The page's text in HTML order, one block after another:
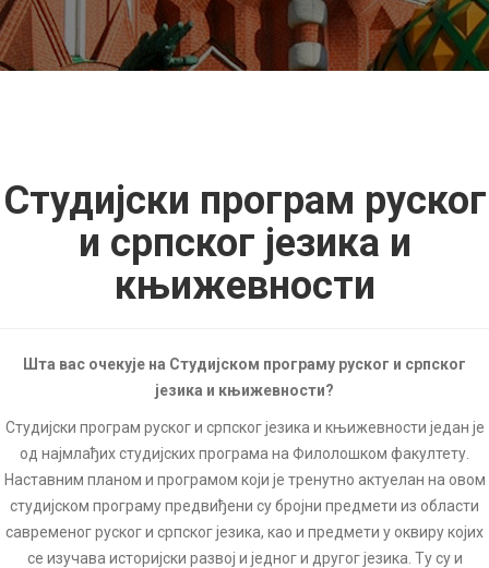
Студијски програм руског
и српског језика и
књижевности
Шта вас очекује на Студијском програму руског и српског
језика и књижевности?
Студијски програм руског и српског језика и књижевности један је
од најмлађих студијских програма на Филолошком факултету.
Наставним планом и програмом који је тренутно актуелан на овом
студијском програму предвиђени су бројни предмети из области
савременог руског и српског језика, као и предмети у оквиру којих
се изучава историјски развој и једног и другог језика. Ту су и